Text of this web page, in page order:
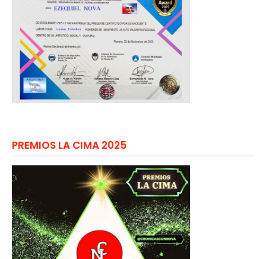
PREMIOS LA CIMA 2025